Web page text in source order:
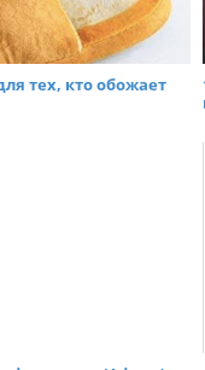
тех, кто обожает